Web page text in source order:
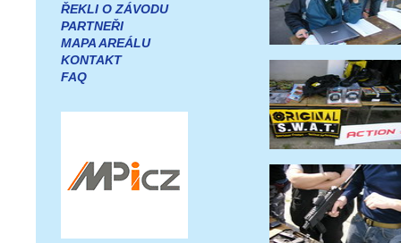
ŘEKLI O ZÁVODU
PARTNEŘI
MAPA AREÁLU
KONTAKT
FAQ